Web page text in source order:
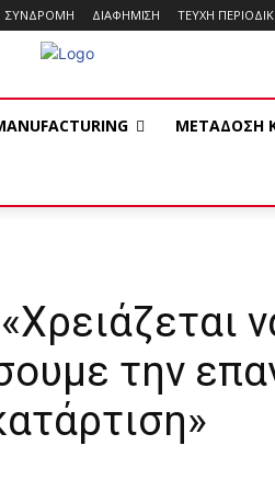
ΣΥΝΔΡΟΜΗ ΔΙΑΦΗΜΙΣΗ ΤΕΥΧΗ
ΜΕΤΑΔΟΣΗ
την